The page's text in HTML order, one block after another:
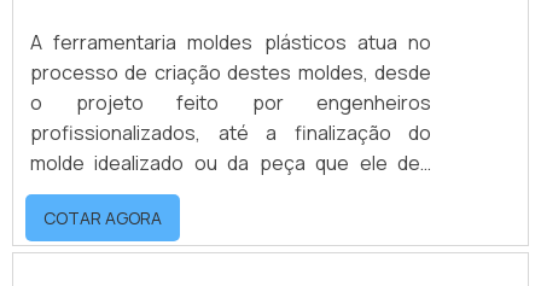
A ferramentaria moldes plásticos atua no
processo de criação destes moldes, desde
o projeto feito por engenheiros
profissionalizados, até a finalização do
molde idealizado ou da peça que ele deu
origem. Ideal para diversas finalidades,
funções e segmentos, as peças de plástico
formadas por estes moldes podem ser
COTAR AGORA